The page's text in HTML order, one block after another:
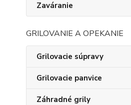
Zaváranie
GRILOVANIE A OPEKANIE
Grilovacie súpravy
Grilovacie panvice
Záhradné grily